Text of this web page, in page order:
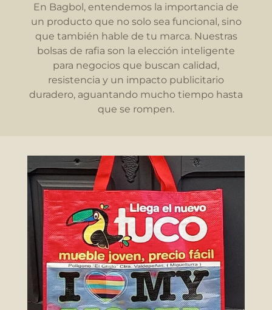
En Bagbol, entendemos la importancia de
un producto que no solo sea funcional, sino
que también hable de tu marca. Nuestras
bolsas de rafia son la elección inteligente
para negocios que buscan calidad,
resistencia y un impacto publicitario
duradero, aguantando mucho tiempo hasta
que se rompen.